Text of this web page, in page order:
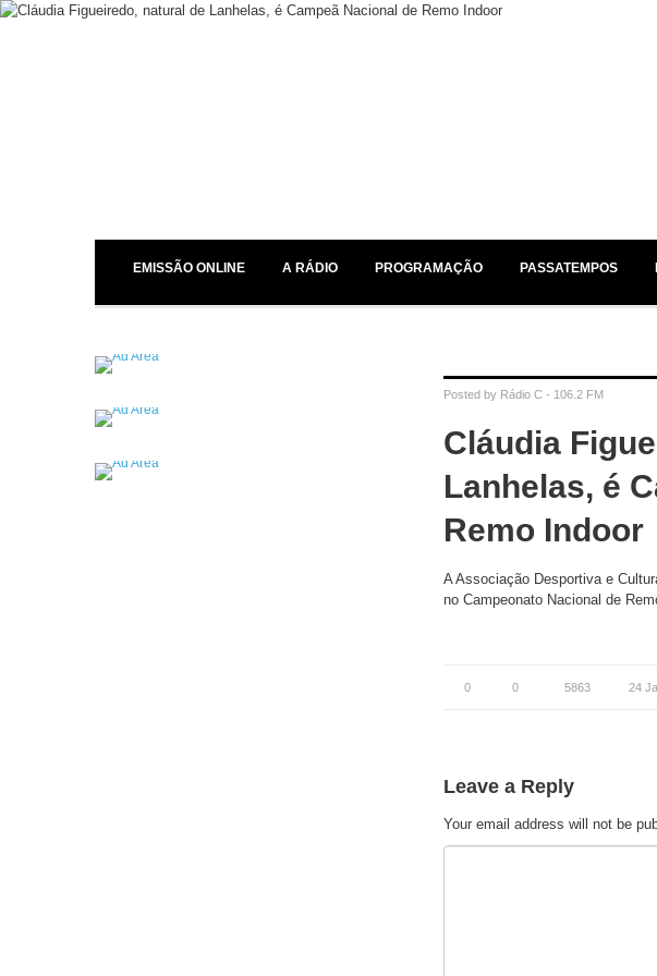
EMISSÃO ONLINE A RÁDIO PROGRAMAÇÃO PASSATEMPOS
Posted by Rádio C - 106.2 FM
Cláudia
Lanhelas, é
Remo Indoor
A Associação Desportiva e
no Campeonato Nacional de
0 0 5863 24
Leave a Reply
Your email address will not be